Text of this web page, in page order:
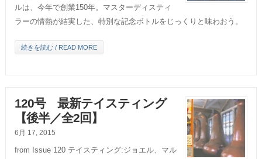
ルは、今年で創業150年。マスターディスティ
ラーの情熱が結実した、特別な記念ボトルをじっくりと味わおう。
続きを読む / READ MORE
120号 最新テイスティング
【後半／全2回】
6月 17, 2015
from Issue 120 テイスティング:ジョエル、マル